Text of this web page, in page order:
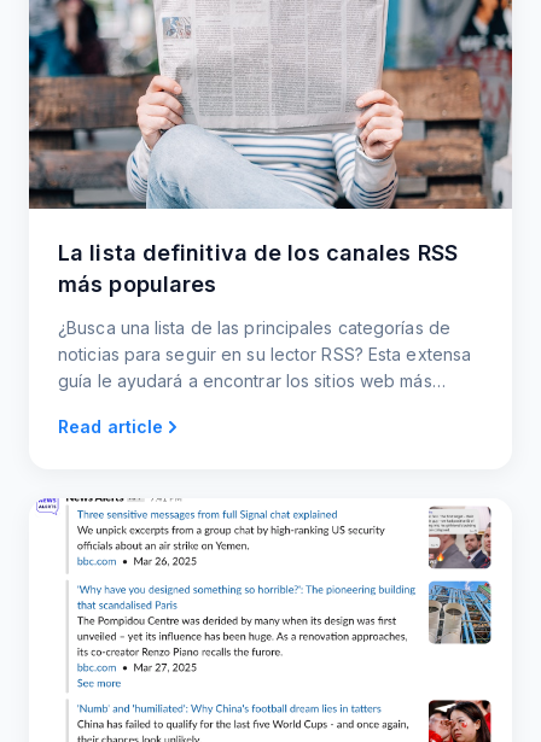
La lista definitiva de los canales RSS
más populares
¿Busca una lista de las principales categorías de
noticias para seguir en su lector RSS? Esta extensa
guía le ayudará a encontrar los sitios web más
Read article